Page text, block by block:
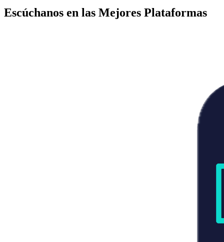
Escúchanos en las Mejores Plataformas